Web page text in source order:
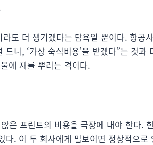
도 더 챙기겠다는 탐욕일 뿐이다. 항공
니, ‘가상 숙식비용’을 받겠다”는 것과
에 재를 뿌리는 격이다.
은 프린트의 비용을 극장에 내야 한다.
. 이 두 회사에게 밉보이면 정상적으로